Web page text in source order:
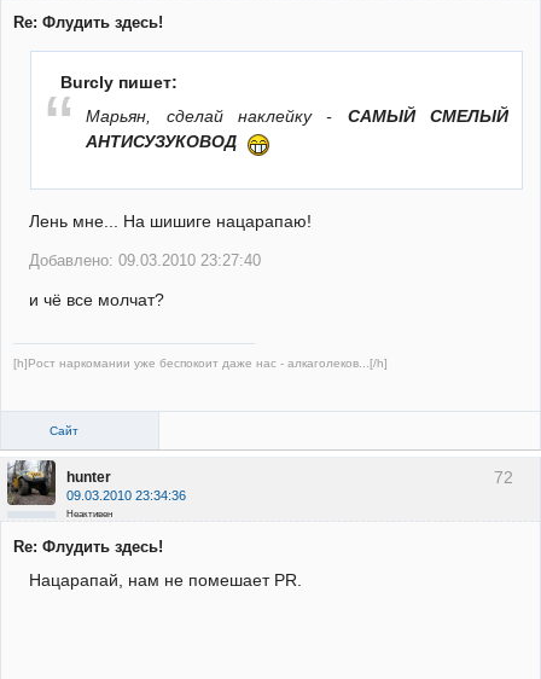
Re: Флудить здесь!
Burcly пишет:
Марьян, сделай наклейку - САМЫЙ СМЕЛЫЙ
АНТИСУЗУКОВОД
Лень мне... На шишиге нацарапаю!
Добавлено: 09.03.2010 23:27:40
и чё все молчат?
[h]Рост наркомании уже беспокоит даже нас - алкаголеков...[/h]
Сайт
72
hunter
09.03.2010 23:34:36
Неактивен
Re: Флудить здесь!
Нацарапай, нам не помешает PR.